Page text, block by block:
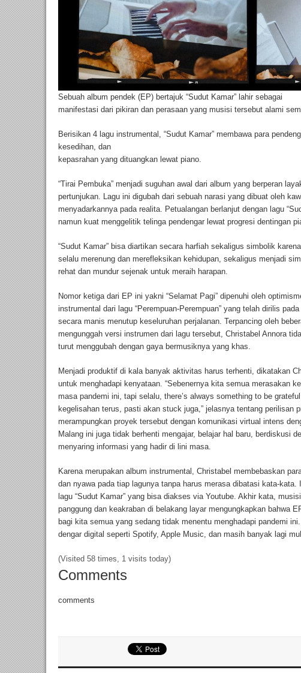
Sebuah album pendek (EP) bertajuk “Sudut Kamar” lahir sebagai
manifestasi dari pikiran dan perasaan yang musisi tersebut alami
Berisikan 4 lagu instrumental, “Sudut Kamar” membawa para
kesedihan, dan
kepasrahan yang dituangkan lewat piano.
“Tirai Pembuka” menjadi suguhan awal dari album yang berperan
pertunjukan. Lagu ini digubah dari sebuah narasi yang dibuat oleh
menyadarkannya pada realita. Petualangan berlanjut dengan lagu
namun kuat menggelitik telinga pendengar lewat progresi dentingan
“Sudut Kamar” bisa diartikan secara harfiah sekaligus simbolik
selalu merenung dan merefleksikan kehidupan, sekaligus menjadi
rehat dan mundur sejenak untuk meraih harapan.
Nomor ketiga dari EP ini yakni “Selamat Pagi” dipenuhi oleh
instrumental dari lagu “Perempuan-Perempuan” yang telah dirilis
secara manis menutup keseluruhan perjalanan. Terpancing oleh
mengunggah versi instrumen dari lagu tersebut, Christabel Annora
turut menggubah dengan gaya bermusiknya yang khas.
Menjadi produktif di kala banyak aktivitas harus terhenti, dikatakan
untuk menghadapi kenyataan. “Sebenernya kita semua merasakan
masa pandemi ini, tapi selalu, there’s always something to be
kegelisahan terus, pasti akan stuck juga,” jelasnya tentang perilisan
merampungkan proyek tersebut dengan komunikasi virtual intens
Malang ini juga tidak berhenti mengajar, belajar hal baru, berdiskusi
menyaring informasi yang hadir di lini masa.
Karena merupakan album instrumental, Christabel membebaskan
dan nyawa pada tiap lagunya tanpa harus merasa dibatasi kata-kata.
lagu “Sudut Kamar” yang bisa diakses via Youtube. Akhir kata,
panggung dan keakraban di belakang layar mengungkapkan bahwa
bagi kita semua yang sedang tidak menentu menghadapi pandemi
dengar digital seperti Spotify, Apple Music, dan masih banyak lagi
(Visited 58 times, 1 visits today)
Comments
comments